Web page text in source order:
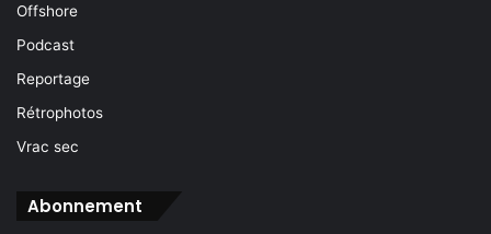
Offshore
Podcast
Reportage
Rétrophotos
Vrac sec
Abonnement